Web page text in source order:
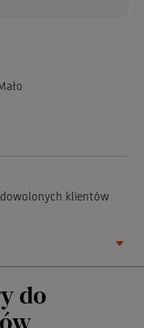
klientów
do